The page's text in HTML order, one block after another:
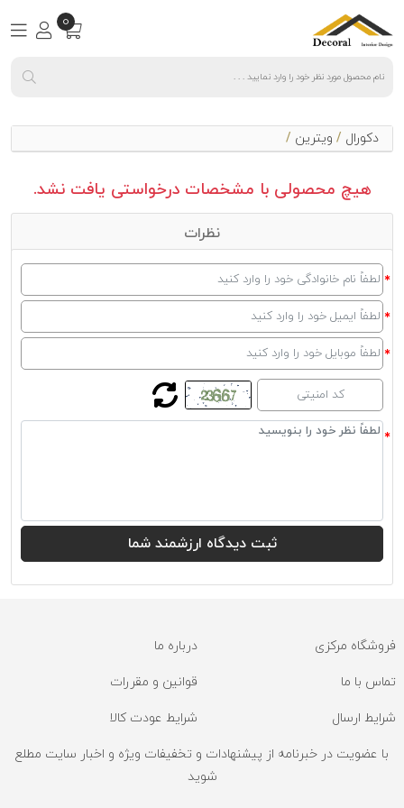
0
دکورال / ویترین /
هیچ محصولی با مشخصات درخواستی یافت نشد.
نظرات
فروشگاه مرکزی درباره ما
تماس با ما قوانین و مقررات
شرایط ارسال شرایط عودت کالا
با عضویت در خبرنامه از پیشنهادات و تخفیفات ویژه و اخبار سایت مطلع
شوید